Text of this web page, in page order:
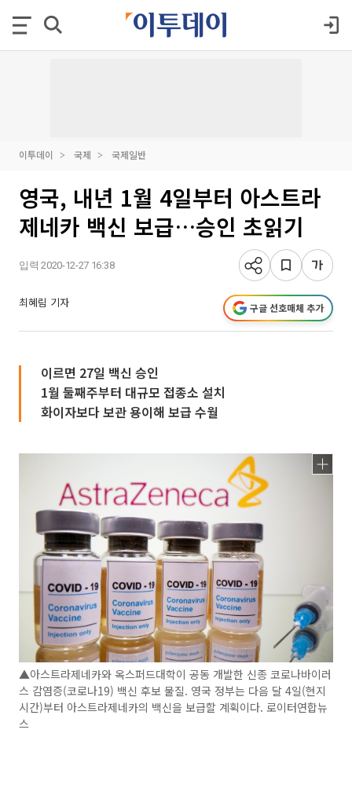
이투데이 국제 국제일반
영국, 내년 1월 4일부터 아스트라
제네카 백신 보급…승인 초읽기
입력 2020-12-27 16:38
최혜림 기자 구글 선호매체 추가
이르면 27일 백신 승인
1월 둘째주부터 대규모 접종소 설치
화이자보다 보관 용이해 보급 수월
▲아스트라제네카와 옥스퍼드대학이 공동 개발한 신종 코로나바이러
스 감염증(코로나19) 백신 후보 물질. 영국 정부는 다음 달 4일(현지
시간)부터 아스트라제네카의 백신을 보급할 계획이다. 로이터연합뉴
스